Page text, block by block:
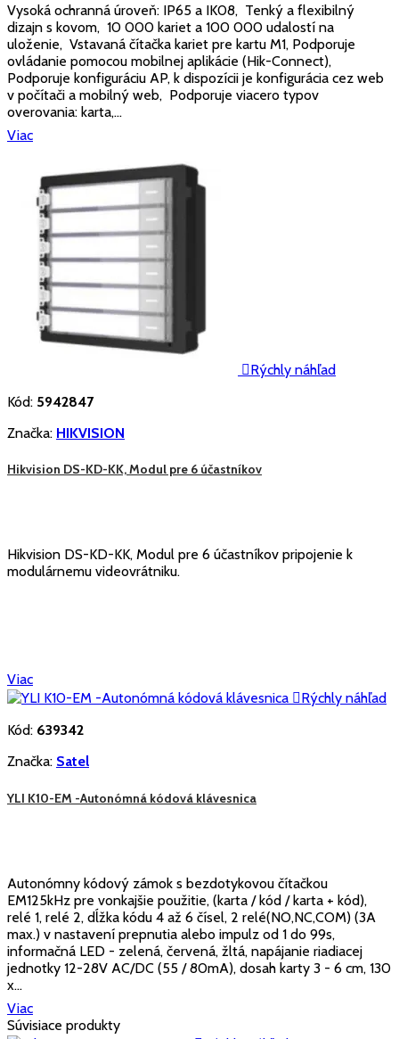
Vysoká ochranná úroveň: IP65 a IK08, Tenký a flexibilný
dizajn s kovom, 10 000 kariet a 100 000 udalostí na
uloženie, Vstavaná čítačka kariet pre kartu M1, Podporuje
ovládanie pomocou mobilnej aplikácie (Hik-Connect),
Podporuje konfiguráciu AP, k dispozícii je konfigurácia cez web
v počítači a mobilný web, Podporuje viacero typov
overovania: karta,...
Viac
Rýchly náhľad
Kód: 5942847
Značka: HIKVISION
Hikvision DS-KD-KK, Modul pre 6 účastníkov
Hikvision DS-KD-KK, Modul pre 6 účastníkov pripojenie k
modulárnemu videovrátniku.
Viac
Rýchly náhľad
Kód: 639342
Značka: Satel
YLI K10-EM -Autonómná kódová klávesnica
Autonómny kódový zámok s bezdotykovou čítačkou
EM125kHz pre vonkajšie použitie, (karta / kód / karta + kód),
relé 1, relé 2, dĺžka kódu 4 až 6 čísel, 2 relé(NO,NC,COM) (3A
max.) v nastavení prepnutia alebo impulz od 1 do 99s,
informačná LED - zelená, červená, žltá, napájanie riadiacej
jednotky 12-28V AC/DC (55 / 80mA), dosah karty 3 - 6 cm, 130
x...
Viac
Súvisiace produkty